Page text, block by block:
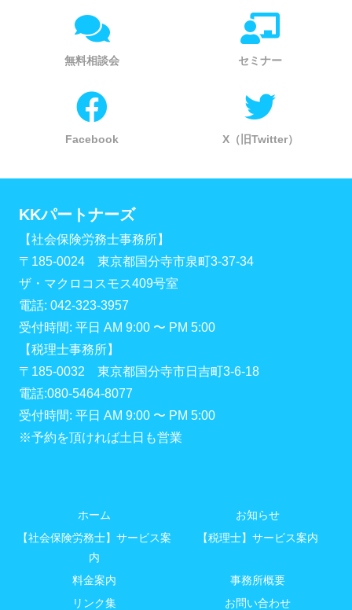
無料相談会 セミナー
Facebook X（旧Twitter）
KKパートナーズ
【社会保険労務士事務所】
〒185-0024 東京都国分寺市泉町3-37-34
ザ・マクロコスモス409号室
電話: 042-323-3957
受付時間: 平日 AM 9:00 〜 PM 5:00
【税理士事務所】
〒185-0032 東京都国分寺市日吉町3-6-18
電話:080-5464-8077
受付時間: 平日 AM 9:00 〜 PM 5:00
※予約を頂ければ土日も営業
ホーム
お知らせ
【社会保険労務士】サービス案
内
【税理士】サービス案内
料金案内
事務所概要
リンク集
お問い合わせ